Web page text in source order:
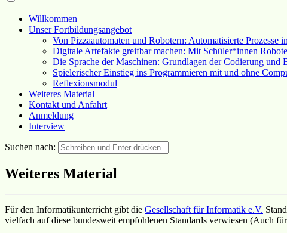
Willkommen
Unser Fortbildungsangebot
Von Pizzaautomaten und Robotern: Automatisierte Prozesse
Digitale Artefakte greifbar machen: Mit Schüler*innen
Die Sprache der Maschinen: Grundlagen der Codierung und
Spielerischer Einstieg ins Programmieren mit und ohne
Reflexionsmodul
Weiteres Material
Kontakt und Anfahrt
Anmeldung
Interview
Suchen nach:
Weiteres Material
Für den Informatikunterricht gibt die Gesellschaft für Informatik e.V.
vielfach auf diese bundesweit empfohlenen Standards verwiesen (Auch